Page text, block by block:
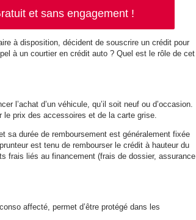
et sans engagement !
à disposition, décident de souscrire un crédit pour
à un courtier en crédit auto ? Quel est le rôle de cet
l’achat d’un véhicule, qu’il soit neuf ou d’occasion.
le prix des accessoires et de la carte grise.
sa durée de remboursement est généralement fixée
est tenu de rembourser le crédit à hauteur du
frais liés au financement (frais de dossier, assurance
affecté, permet d’être protégé dans les